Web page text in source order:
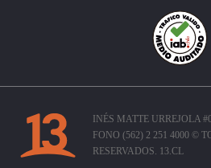
INÉS MATTE URREJOLA
FONO (562) 2 251 4000 ©
RESERVADOS. 13.CL